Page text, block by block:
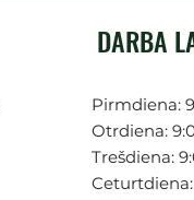
DARBA
Pirmdiena:
Otrdiena:
Trešdiena:
Ceturtdiena: